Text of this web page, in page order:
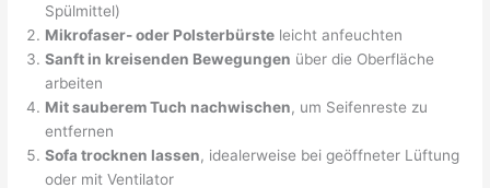
Spülmittel)
Mikrofaser- oder Polsterbürste leicht anfeuchten
Sanft in kreisenden Bewegungen über die Oberfläche
arbeiten
Mit sauberem Tuch nachwischen, um Seifenreste zu
entfernen
Sofa trocknen lassen, idealerweise bei geöffneter Lüftung
oder mit Ventilator